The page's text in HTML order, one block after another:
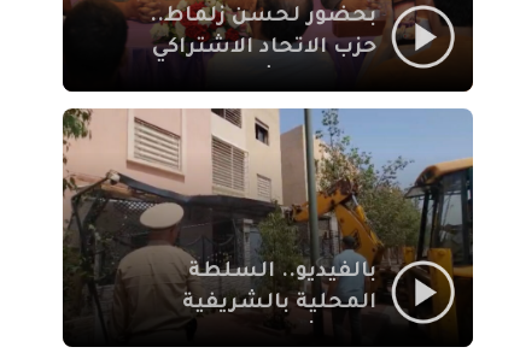
بحضور لحسن زلماط..
حزب الاتحاد الاشتراكي
مقراً بمقاطعة سيدي
يوسف بن علي مراكش
بالفيديو.. السلطة
المحلية بالشريفية